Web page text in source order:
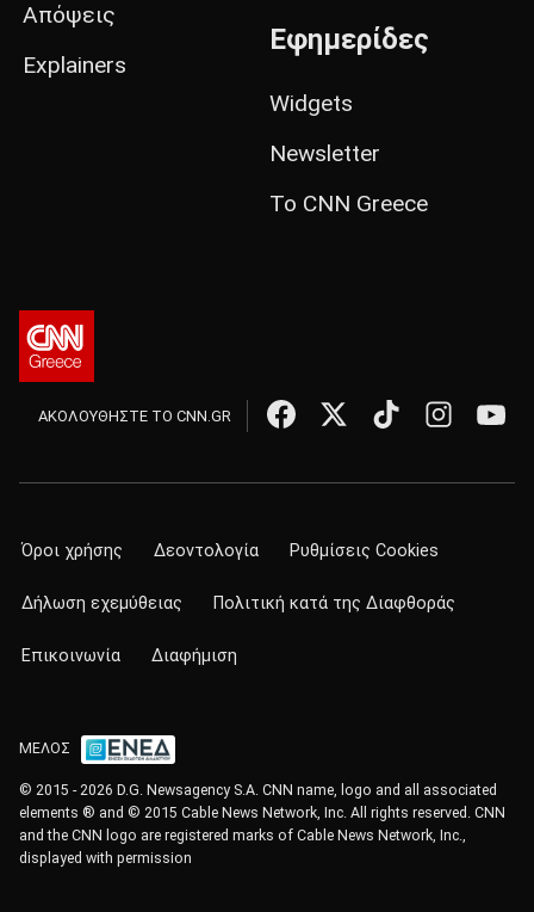
Απόψεις
Explainers
Εφημερίδες
Widgets
Newsletter
Το CNN Greece
ΑΚΟΛΟΥΘΗΣΤΕ ΤΟ CNN.GR
Όροι χρήσης Δεοντολογία Ρυθμίσεις Cookies
Δήλωση εχεμύθειας Πολιτική κατά της Διαφθοράς
Επικοινωνία Διαφήμιση
ΜΕΛΟΣ
© 2015 - 2026 D.G. Newsagency S.A. CNN name, logo and all associated
elements ® and © 2015 Cable News Network, Inc. All rights reserved. CNN
and the CNN logo are registered marks of Cable News Network, Inc.,
displayed with permission